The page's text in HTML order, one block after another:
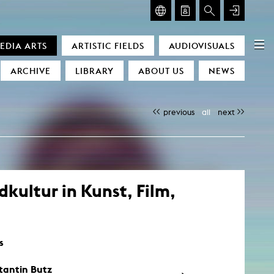
ARTS ARTISTIC FIELDS AUDIOVISUALS
ARCHIVE LIBRARY ABOUT US NEWS
previous all next
in Kunst, Film,
Butz
Glasmoog – Room for Art & Discourse